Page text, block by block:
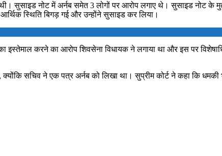
सुसाइड नोट में अर्नब समेत 3 लोगों पर आरोप लगाए थे। सुसाइड नोट
स्थिति बिगड़ गई और उन्होंने सुसाइड कर लिया।
इस्तेमाल करने का आरोप शिवसेना विधायक ने लगाया था और इस पर
सचिव ने एक पत्र अर्नब को लिखा था। सुप्रीम कोर्ट ने कहा कि